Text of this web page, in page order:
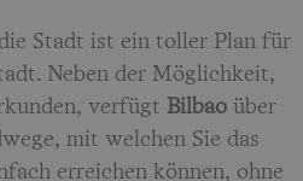
Stadt ist ein toller Plan für
Neben der Möglichkeit,
verfügt Bilbaoüber
mit welchen Sie das
erreichen können, ohne